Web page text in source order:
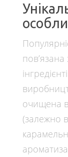
очищена
(залежно